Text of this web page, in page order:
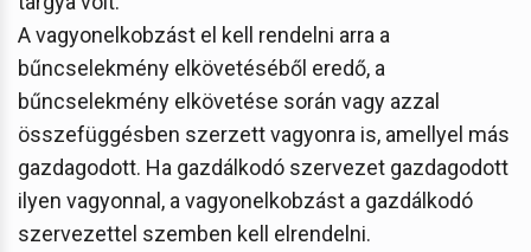
A vagyonelkobzást el kell rendelni arra a
bűncselekmény elkövetéséből eredő, a
bűncselekmény elkövetése során vagy azzal
összefüggésben szerzett vagyonra is, amellyel más
gazdagodott. Ha gazdálkodó szervezet gazdagodott
ilyen vagyonnal, a vagyonelkobzást a gazdálkodó
szervezettel szemben kell elrendelni.